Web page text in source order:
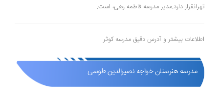
تهرانقرار دارد.مدیر مدرسه فاطمه رهی، است.
اطلاعات بیشتر و آدرس دقیق مدرسه کوثر
مدرسه هنرستان خواجه نصیرالدین طوسی